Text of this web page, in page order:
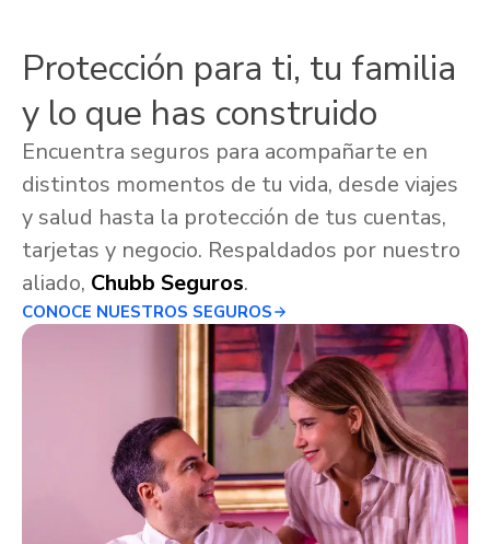
Protección para ti, tu familia
y lo que has construido
Encuentra seguros para acompañarte en
distintos momentos de tu vida, desde viajes
y salud hasta la protección de tus cuentas,
tarjetas y negocio. Respaldados por nuestro
aliado, Chubb Seguros.
CONOCE NUESTROS SEGUROS